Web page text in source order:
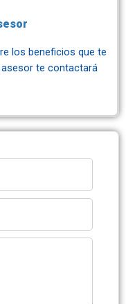
los beneficios que te
te contactará